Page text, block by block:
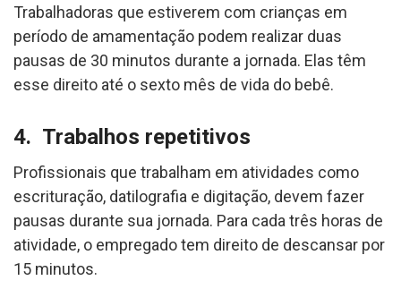
Trabalhadoras que estiverem com crianças em
período de amamentação podem realizar duas
pausas de 30 minutos durante a jornada. Elas têm
esse direito até o sexto mês de vida do bebê.
4. Trabalhos repetitivos
Profissionais que trabalham em atividades como
escrituração, datilografia e digitação, devem fazer
pausas durante sua jornada. Para cada três horas de
atividade, o empregado tem direito de descansar por
15 minutos.